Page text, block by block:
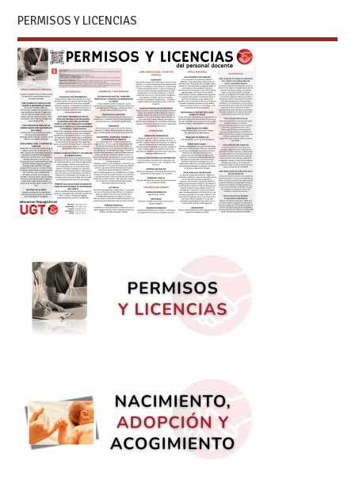
PERMISOS Y LICENCIAS